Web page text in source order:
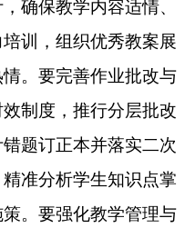
，精准施策补齐
筑牢育人基础，
项整治行动，全
机制，确保校园
要压实意识形态
识形态工作责任
制，加强校园各